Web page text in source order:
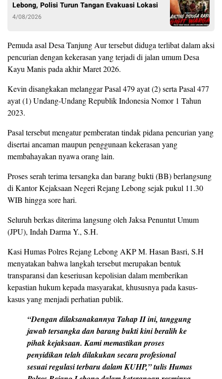
Lebong, Polisi Turun Tangan Evakuasi Lokasi
4/08/2026
Pemuda asal Desa Tanjung Aur tersebut diduga terlibat dalam aksi
pencurian dengan kekerasan yang terjadi di jalan umum Desa
Kayu Manis pada akhir Maret 2026.
Kevin disangkakan melanggar Pasal 479 ayat (2) serta Pasal 477
ayat (1) Undang-Undang Republik Indonesia Nomor 1 Tahun
2023.
Pasal tersebut mengatur pemberatan tindak pidana pencurian yang
disertai ancaman maupun penggunaan kekerasan yang
membahayakan nyawa orang lain.
Proses serah terima tersangka dan barang bukti (BB) berlangsung
di Kantor Kejaksaan Negeri Rejang Lebong sejak pukul 11.30
WIB hingga sore hari.
Seluruh berkas diterima langsung oleh Jaksa Penuntut Umum
(JPU), Indah Darma Y., S.H.
Kasi Humas Polres Rejang Lebong AKP M. Hasan Basri, S.H
menyatakan bahwa langkah tersebut merupakan bentuk
transparansi dan keseriusan kepolisian dalam memberikan
kepastian hukum kepada masyarakat, khususnya pada kasus-
kasus yang menjadi perhatian publik.
“Dengan dilaksanakannya Tahap II ini, tanggung
jawab tersangka dan barang bukti kini beralih ke
pihak kejaksaan. Kami memastikan proses
penyidikan telah dilakukan secara profesional
sesuai regulasi terbaru dalam KUHP,” tulis Humas